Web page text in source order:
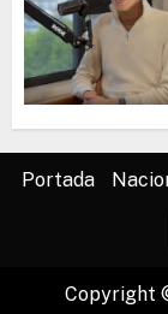
Portada
Copyright